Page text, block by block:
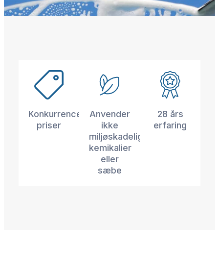
Konkurrencedygtige
priser
Anvender
ikke
miljøskadelige
kemikalier
eller
sæbe
28 års
erfaring